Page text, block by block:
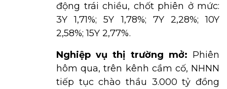
động trái chiều, chốt phiên ở mức:
3Y 1,71%; 5Y 1,78%; 7Y 2,28%; 10Y
2,58%; 15Y 2,77%.
Nghiệp vụ thị trường mở: Phiên
hôm qua, trên kênh cầm cố, NHNN
tiếp tục chào thầu 3.000 tỷ đồng